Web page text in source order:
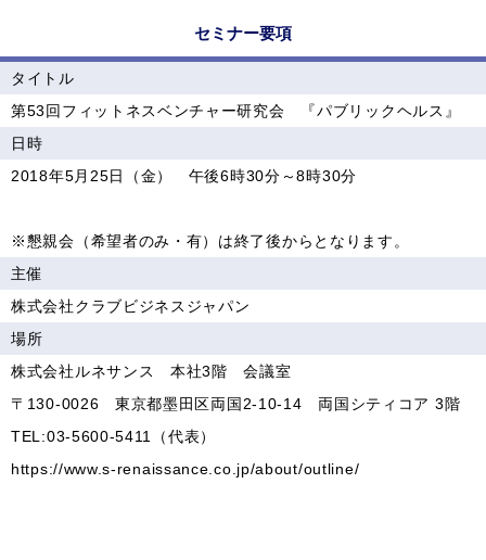
セミナー要項
タイトル
第53回フィットネスベンチャー研究会 『パブリックヘルス』
日時
2018年5月25日（金） 午後6時30分～8時30分
※懇親会（希望者のみ・有）は終了後からとなります。
主催
株式会社クラブビジネスジャパン
場所
株式会社ルネサンス 本社3階 会議室
〒130-0026 東京都墨田区両国2-10-14 両国シティコア 3階
TEL:03-5600-5411（代表）
https://www.s-renaissance.co.jp/about/outline/